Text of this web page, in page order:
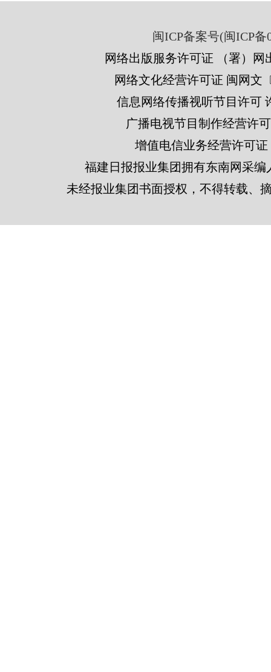
闽ICP备案号(闽ICP备
网络出版服务许可证 （署）网
网络文化经营许可证 闽网文
信息网络传播视听节目许可
广播电视节目制作经营许
增值电信业务经营许可证
福建日报报业集团拥有东南网采
未经报业集团书面授权，不得转载、